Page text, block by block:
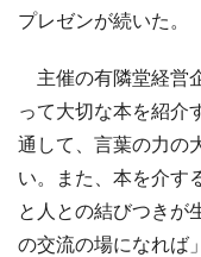
プレゼンが続いた。
主催の有隣堂経営
って大切な本を紹介
通して、言葉の力の
い。また、本を介す
と人との結びつきが
の交流の場になれば